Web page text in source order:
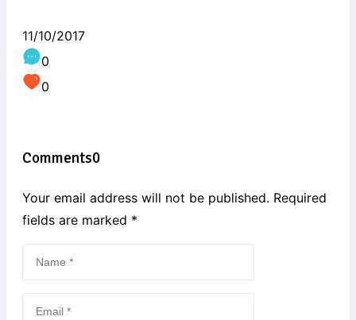
11/10/2017
0
0
Comments0
Your email address will not be published. Required
fields are marked *